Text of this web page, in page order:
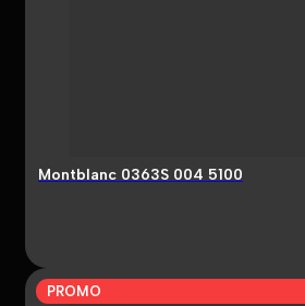
Montblanc 0363S 004 5100
PROMO